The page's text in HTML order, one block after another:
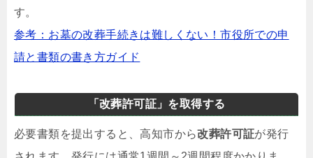
す。
参考：お墓の改葬手続きは難しくない！市役所での申
請と書類の書き方ガイド
「改葬許可証」を取得する
必要書類を提出すると、高知市から改葬許可証が発行